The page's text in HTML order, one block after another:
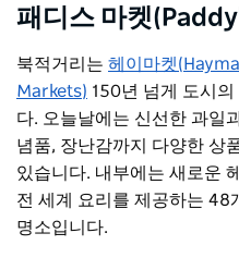
패디스 마켓
북적거리는 헤이마켓
Markets) 150년 넘게 도시의
다. 오늘날에는 신선한 과일
념품, 장난감까지 다양한 상
있습니다. 내부에는 새로운
전 세계 요리를 제공하는 48
명소입니다.